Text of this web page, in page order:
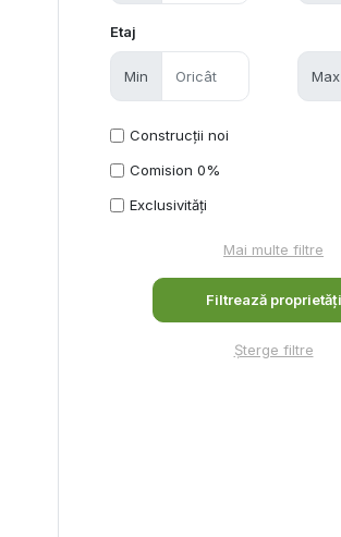
Etaj
Min Max
Construcții noi
Comision 0%
Exclusivități
Mai multe filtre
Șterge filtre